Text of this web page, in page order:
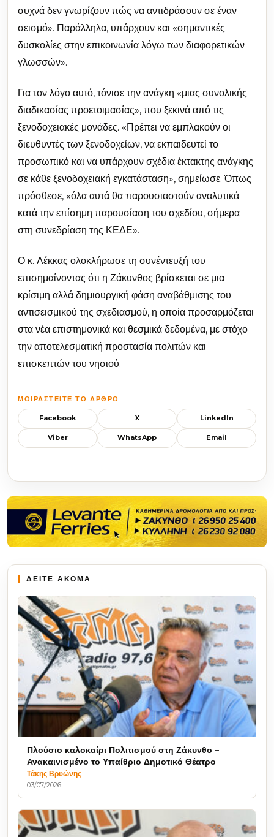
συχνά δεν γνωρίζουν πώς να αντιδράσουν σε έναν
σεισμό». Παράλληλα, υπάρχουν και «σημαντικές
δυσκολίες στην επικοινωνία λόγω των διαφορετικών
γλωσσών».
Για τον λόγο αυτό, τόνισε την ανάγκη «μιας συνολικής
διαδικασίας προετοιμασίας», που ξεκινά από τις
ξενοδοχειακές μονάδες. «Πρέπει να εμπλακούν οι
διευθυντές των ξενοδοχείων, να εκπαιδευτεί το
προσωπικό και να υπάρχουν σχέδια έκτακτης ανάγκης
σε κάθε ξενοδοχειακή εγκατάσταση», σημείωσε. Όπως
πρόσθεσε, «όλα αυτά θα παρουσιαστούν αναλυτικά
κατά την επίσημη παρουσίαση του σχεδίου, σήμερα
στη συνεδρίαση της ΚΕΔΕ».
Ο κ. Λέκκας ολοκλήρωσε τη συνέντευξή του
επισημαίνοντας ότι η Ζάκυνθος βρίσκεται σε μια
κρίσιμη αλλά δημιουργική φάση αναβάθμισης του
αντισεισμικού της σχεδιασμού, η οποία προσαρμόζεται
στα νέα επιστημονικά και θεσμικά δεδομένα, με στόχο
την αποτελεσματική προστασία πολιτών και
επισκεπτών του νησιού.
ΜΟΙΡΑΣΤΕΊΤΕ ΤΟ ΆΡΘΡΟ
Facebook X LinkedIn
Viber WhatsApp Email
ΔΕΙΤΕ ΑΚΟΜΑ
Πλούσιο καλοκαίρι Πολιτισμού στη Ζάκυνθο –
Ανακαινισμένο το Υπαίθριο Δημοτικό Θέατρο
Τάκης Βρυώνης
03/07/2026